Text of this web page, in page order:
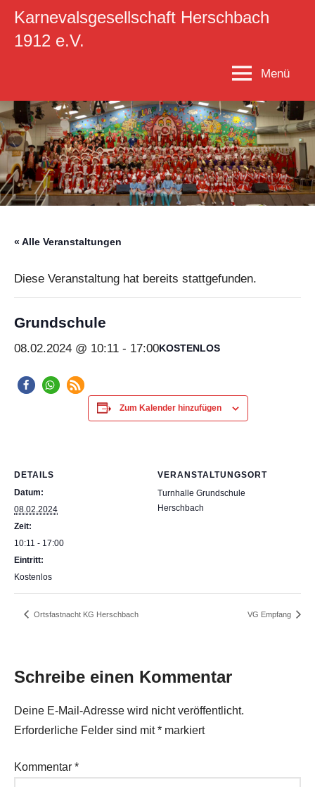
Zum
springen
Karnevalsgesellschaft Herschbach
1912 e.V.
Menü
« Alle Veranstaltungen
Diese Veranstaltung hat bereits stattgefunden.
Grundschule
08.02.2024 @ 10:11 - 17:00KOSTENLOS
Zum Kalender hinzufügen
DETAILS
Datum:
08.02.2024
Zeit:
10:11 - 17:00
Eintritt:
Kostenlos
VERANSTALTUNGSORT
Turnhalle Grundschule
Herschbach
Ortsfastnacht KG Herschbach VG Empfang
Schreibe einen Kommentar
Deine E-Mail-Adresse wird nicht veröffentlicht.
Erforderliche Felder sind mit* markiert
Kommentar *